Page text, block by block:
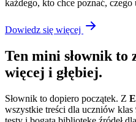
każdego, kto chce poznać,
Dowiedz się więcej
Ten mini słownik to
więcej i głębiej.
Słownik to dopiero początek. Z
wszystkie treści dla uczniów